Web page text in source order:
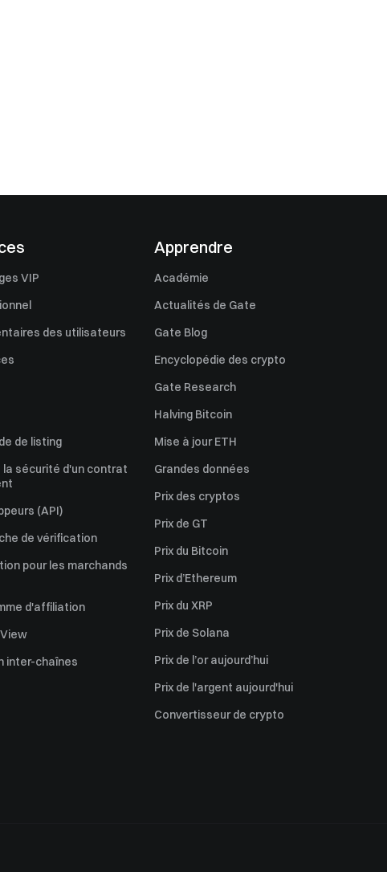
VIP
des utilisateurs
de listing
la sécurité d'un contrat
(API)
de vérification
pour les marchands
d'affiliation
inter-chaînes
Apprendre
Académie
Actualités de Gate
Gate Blog
Encyclopédie des crypto
Gate Research
Halving Bitcoin
Mise à jour ETH
Grandes données
Prix des cryptos
Prix de GT
Prix du Bitcoin
Prix d’Ethereum
Prix du XRP
Prix de Solana
Prix de l’or aujourd’hui
Prix de l'argent aujourd'hui
Convertisseur de crypto